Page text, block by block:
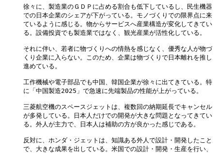
徐々に、製造業のＧＤＰに占める割合も低下しているし、民生機器
での日本企業のシェアが下がっている。モノづくりでの限界点に来
ているように感じる。物からサービスへ産業構造が変化してきてい
る。設備投資でも製造業ではなく、観光産業が活性化している。
それに伴い、若者に物づくりへの情熱を感じなく、優秀な人が物づ
くり企業に入らない。このため、企業は物づくりで日本離れを推し
進めている。
工作機械や電子部品でも中国、韓国企業が徐々に出てきている。特
に「中国製造2025」で急速に先端製品の性能が上がっている。
三菱航空機のスペースジェットは、複数回の納期延長でキャンセル
が多発している。日本人だけでの開発が大きな問題となってきてい
る。外人が主力で、日本人は補助の方が良かった感じである。
反対に、ホンダ・ジェットは、知識ある外人で設計・開発したこと
で、大きな成果を出している。米国での設計・開発・生産を行い、